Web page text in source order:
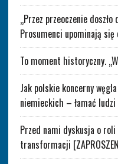
„Przez przeoczenie
Prosumenci upominają się
To moment historyczny.
Jak polskie koncerny
niemieckich – łamać
Przed nami dyskusja o roli
transformacji